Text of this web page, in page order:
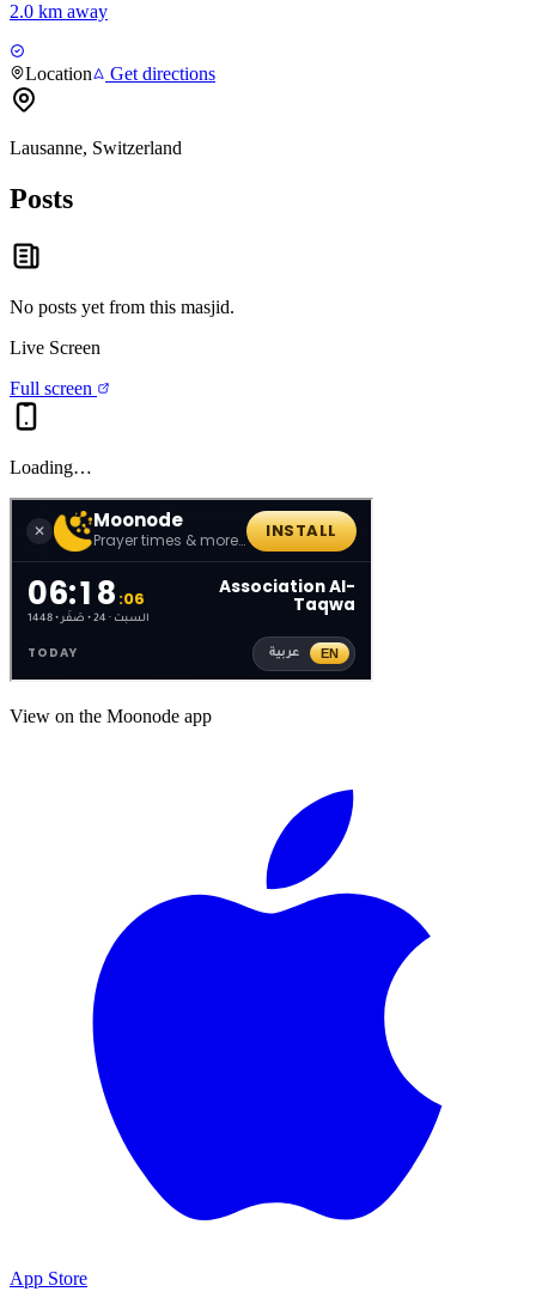
2.0 km away
Location Get directions
Lausanne, Switzerland
Posts
No posts yet from this masjid.
Live Screen
Full screen
Loading…
View on the Moonode app
App Store